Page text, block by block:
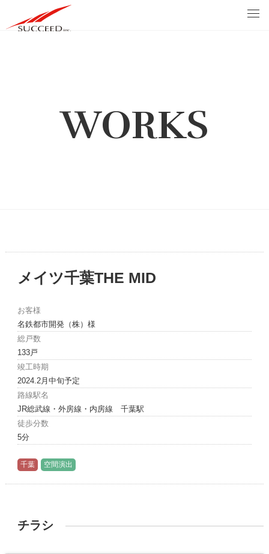
WORKS
メイツ千葉THE MID
お客様
名鉄都市開発（株）様
総戸数
133戸
竣工時期
2024.2月中旬予定
路線駅名
JR総武線・外房線・内房線 千葉駅
徒歩分数
5分
千葉 空間演出
チラシ